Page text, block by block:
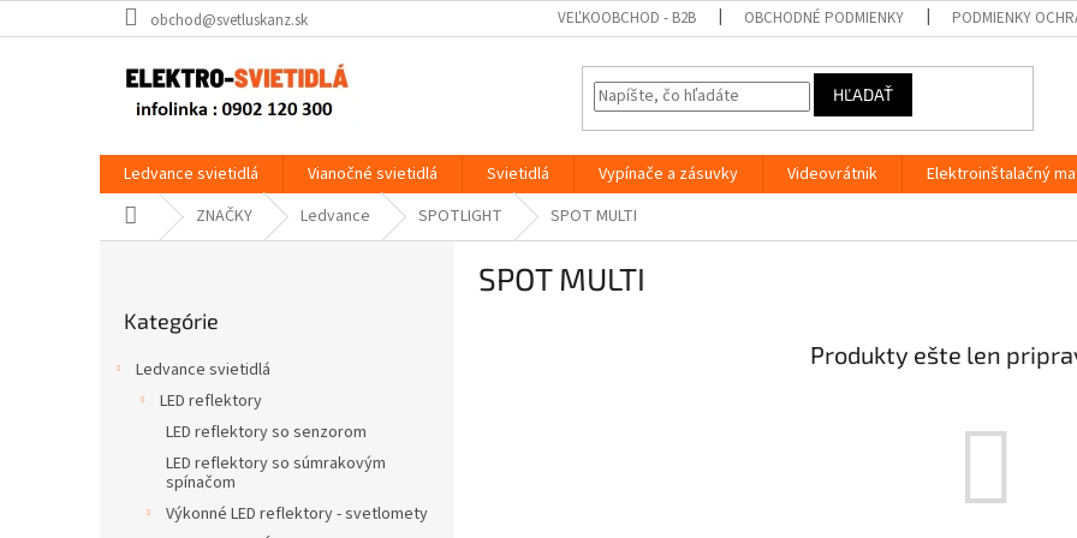
na
obchod@svetluskanz.sk VEĽKOOBCHOD - B2B OBCHODNÉ PODMIENKY PODMIENKY
HĽADAŤ
Ledvance svietidlá Vianočné svietidlá Svietidlá Vypínače a zásuvky Videovrátnik Elektroinštalačný
Domov ZNAČKY Ledvance SPOTLIGHT SPOT MULTI
kategórie
Kategórie
Ledvance svietidlá
LED reflektory
LED reflektory so senzorom
LED reflektory so súmrakovým
spínačom
Výkonné LED reflektory - svetlomety
SPOT MULTI
Produkty ešte len